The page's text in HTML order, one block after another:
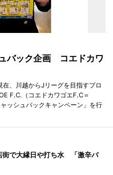
バック企画 コエドカワ
、川越からJリーグを目指すプロ
F.C.（コエドカワゴエF.C＝
ッシュバックキャンペーン」を行
街で大縁日や打ち水 「激辛バ